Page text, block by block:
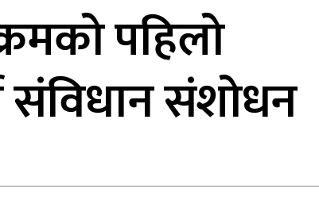
पहिलो
संविधान संशोधन